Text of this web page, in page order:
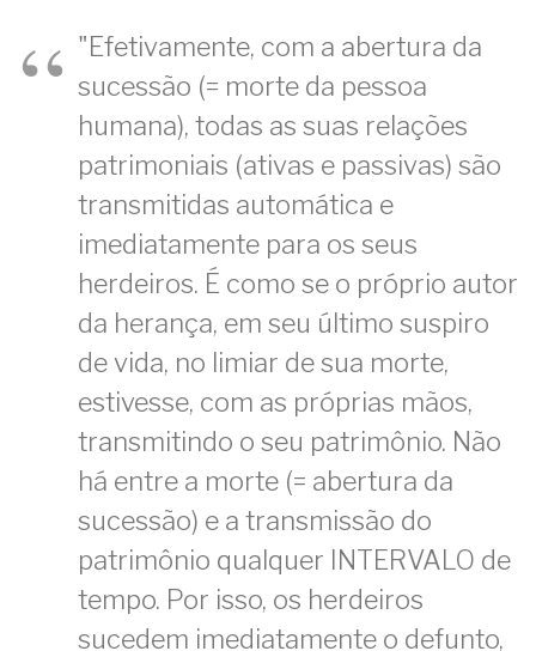
"Efetivamente, com a abertura da
sucessão (= morte da pessoa
humana), todas as suas relações
patrimoniais (ativas e passivas) são
transmitidas automática e
imediatamente para os seus
herdeiros. É como se o próprio autor
da herança, em seu último suspiro
de vida, no limiar de sua morte,
estivesse, com as próprias mãos,
transmitindo o seu patrimônio. Não
há entre a morte (= abertura da
sucessão) e a transmissão do
patrimônio qualquer INTERVALO de
tempo. Por isso, os herdeiros
sucedem imediatamente o defunto,